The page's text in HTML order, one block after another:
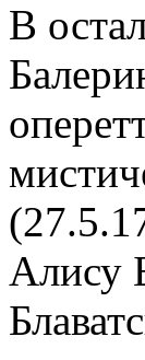
В
Алису